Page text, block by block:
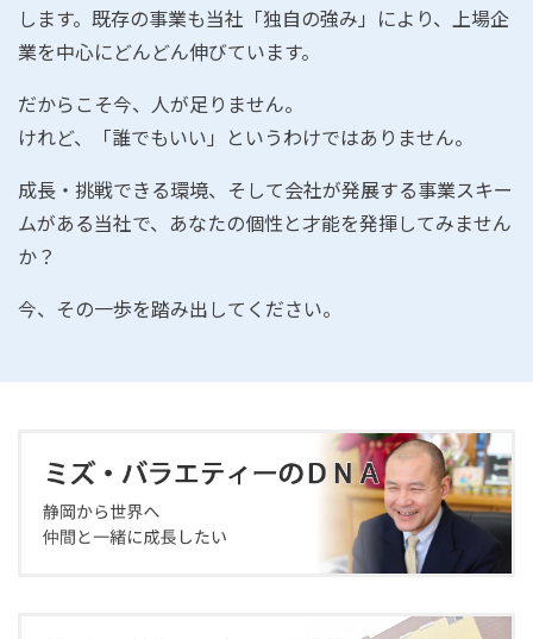
します。既存の事業も当社「独自の強み」により、上場企
業を中心にどんどん伸びています。
だからこそ今、人が足りません。
けれど、「誰でもいい」というわけではありません。
成長・挑戦できる環境、そして会社が発展する事業スキー
ムがある当社で、あなたの個性と才能を発揮してみません
か？
今、その一歩を踏み出してください。